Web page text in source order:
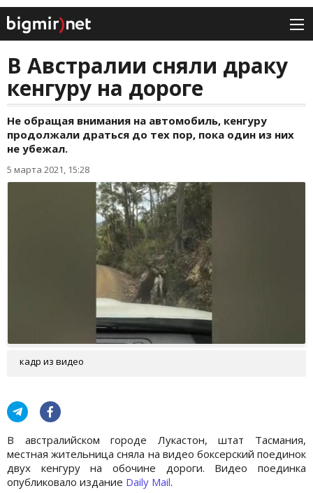
В Австралии сняли драку
кенгуру на дороге
Не обращая внимания на автомобиль, кенгуру
продолжали драться до тех пор, пока один из них
не убежал.
5 марта 2021, 15:28
кадр из видео
В австралийском городе Лукастон, штат Тасмания,
местная жительница сняла на видео боксерский поединок
двух кенгуру на обочине дороги. Видео поединка
опубликовало издание Daily Mail.